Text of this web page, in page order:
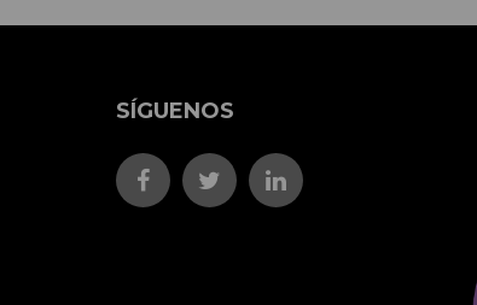
SÍGUENOS